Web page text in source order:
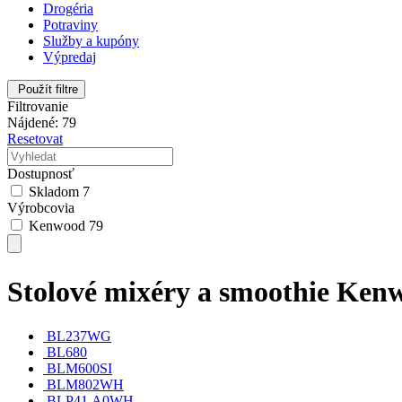
Drogéria
Potraviny
Služby a kupóny
Výpredaj
Použít filtre
Filtrovanie
Nájdené: 79
Resetovat
Dostupnosť
Skladom 7
Výrobcovia
Kenwood 79
Stolové mixéry a smoothie
BL237WG
BL680
BLM600SI
BLM802WH